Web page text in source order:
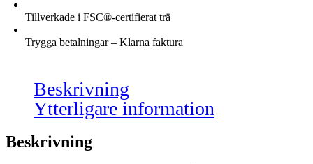
Tillverkade i FSC®-certifierat trä
Trygga betalningar – Klarna faktura
Beskrivning
Ytterligare information
Beskrivning